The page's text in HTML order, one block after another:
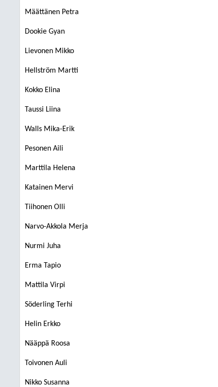
Määttänen Petra
Dookie Gyan
Lievonen Mikko
Hellström Martti
Kokko Elina
Taussi Liina
Walls Mika-Erik
Pesonen Aili
Marttila Helena
Katainen Mervi
Tiihonen Olli
Narvo-Akkola Merja
Nurmi Juha
Erma Tapio
Mattila Virpi
Söderling Terhi
Helin Erkko
Nääppä Roosa
Toivonen Auli
Nikko Susanna